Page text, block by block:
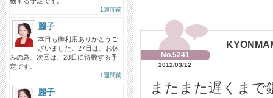
1週間前
麗子
本日も御利用ありがとうご
ざいました。27日は、お休
みの為、次回は、28日に待機する予
定です。
1週間前
麗子
No.5241
2012/03/12
またまた遅くま